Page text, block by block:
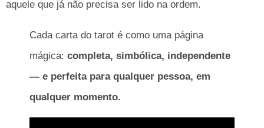
aquele que já não precisa ser lido na ordem.
Cada carta do tarot é como uma página
mágica: completa, simbólica, independente
— e perfeita para qualquer pessoa, em
qualquer momento.